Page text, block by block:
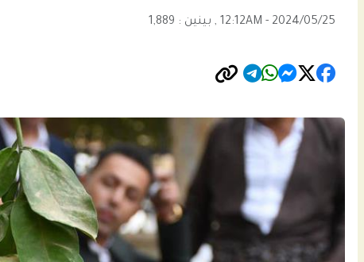
12:12AM - 2024/05/25 , بینین : 1,889